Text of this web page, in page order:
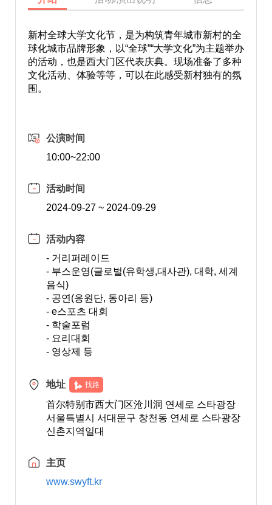
新村全球大学文化节，是为构筑青年城市新村的全
球化城市品牌形象，以“全球”“大学文化”为主题举办
的活动，也是西大门区代表庆典。现场准备了多种
文化活动、体验等等，可以在此感受新村独有的氛
围。
公演时间
10:00~22:00
活动时间
2024-09-27 ~ 2024-09-29
活动内容
- 거리퍼레이드
- 부스운영(글로벌(유학생,대사관), 대학, 세계
음식)
- 공연(응원단, 동아리 등)
- e스포츠 대회
- 학술포럼
- 요리대회
- 영상제 등
地址 找路
首尔特别市西大门区沧川洞 연세로 스타광장
서울특별시 서대문구 창천동 연세로 스타광장
신촌지역일대
主页
www.swyft.kr